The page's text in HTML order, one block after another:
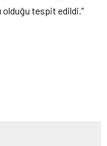
olduğu tespit edildi.”